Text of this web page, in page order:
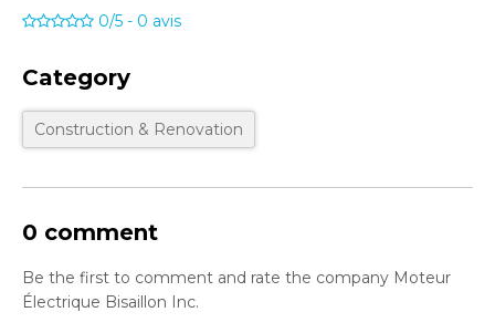
0/5 - 0 avis
Category
Construction & Renovation
0 comment
Be the first to comment and rate the company Moteur
Électrique Bisaillon Inc.